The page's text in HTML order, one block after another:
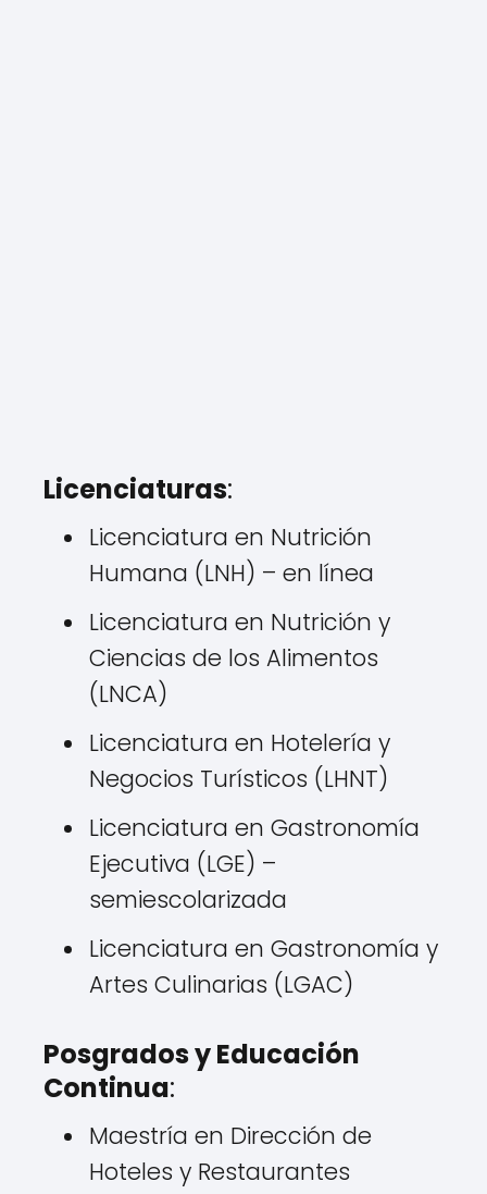
Licenciaturas:
Licenciatura en Nutrición
Humana (LNH) – en línea
Licenciatura en Nutrición y
Ciencias de los Alimentos
(LNCA)
Licenciatura en Hotelería y
Negocios Turísticos (LHNT)
Licenciatura en Gastronomía
Ejecutiva (LGE) –
semiescolarizada
Licenciatura en Gastronomía y
Artes Culinarias (LGAC)
Posgrados y Educación
Continua:
Maestría en Dirección de
Hoteles y Restaurantes